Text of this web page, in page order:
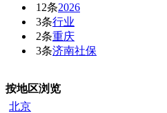
12条2026
3条行业
2条重庆
3条济南社保
按地区浏览
北京